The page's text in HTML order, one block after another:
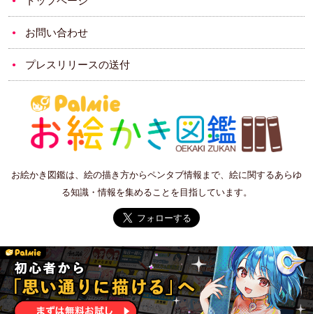
お問い合わせ
プレスリリースの送付
お絵かき図鑑は、絵の描き方からペンタブ情報まで、絵に関するあらゆ
る知識・情報を集めることを目指しています。